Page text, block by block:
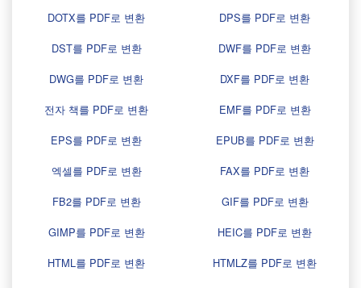
DOTX를 PDF로 변환
DPS를 PDF로 변환
DST를 PDF로 변환
DWF를 PDF로 변환
DWG를 PDF로 변환
DXF를 PDF로 변환
전자 책를 PDF로 변환
EMF를 PDF로 변환
EPS를 PDF로 변환
EPUB를 PDF로 변환
엑셀를 PDF로 변환
FAX를 PDF로 변환
FB2를 PDF로 변환
GIF를 PDF로 변환
GIMP를 PDF로 변환
HEIC를 PDF로 변환
HTML를 PDF로 변환
HTMLZ를 PDF로 변환